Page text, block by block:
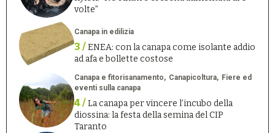
volte”
Canapa in edilizia
3 /ENEA: con la canapa come isolante addio
ad afa e bollette costose
Canapa e fitorisanamento Canapicoltura
Fiere ed
eventi sulla canapa
4 /La canapa per vincere l’incubo della
diossina: la festa della semina del CIP
Taranto